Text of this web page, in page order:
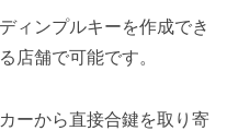
ィンプルキーを作成でき
店舗で可能です。
ーから直接合鍵を取り寄